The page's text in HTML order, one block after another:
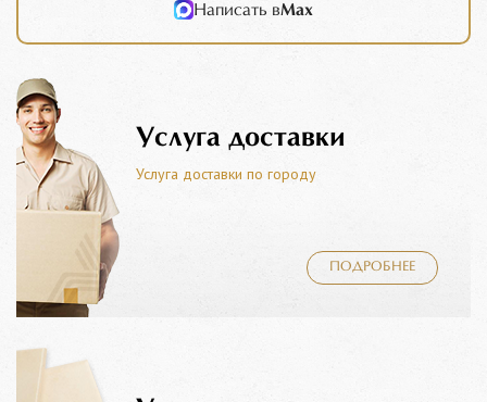
Написать вMax
Услуга доставки
Услуга доставки по городу
ПОДРОБНЕЕ